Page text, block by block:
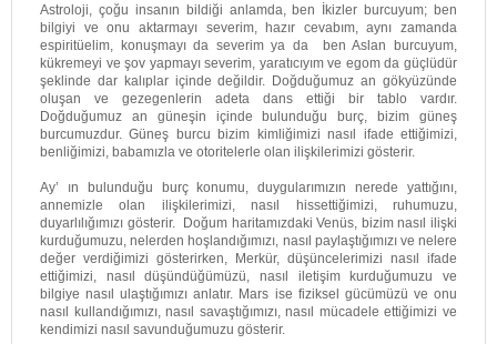
Astroloji, çoğu insanın bildiği anlamda, ben İkizler burcuyum; ben
bilgiyi ve onu aktarmayı severim, hazır cevabım, aynı zamanda
espiritüelim, konuşmayı da severim ya da ben Aslan burcuyum,
kükremeyi ve şov yapmayı severim, yaratıcıyım ve egom da güçlüdür
şeklinde dar kalıplar içinde değildir. Doğduğumuz an gökyüzünde
oluşan ve gezegenlerin adeta dans ettiği bir tablo vardır.
Doğduğumuz an güneşin içinde bulunduğu burç, bizim güneş
burcumuzdur. Güneş burcu bizim kimliğimizi nasıl ifade ettiğimizi,
benliğimizi, babamızla ve otoritelerle olan ilişkilerimizi gösterir.
Ay’ ın bulunduğu burç konumu, duygularımızın nerede yattığını,
annemizle olan ilişkilerimizi, nasıl hissettiğimizi, ruhumuzu,
duyarlılığımızı gösterir. Doğum haritamızdaki Venüs, bizim nasıl ilişki
kurduğumuzu, nelerden hoşlandığımızı, nasıl paylaştığımızı ve nelere
değer verdiğimizi gösterirken, Merkür, düşüncelerimizi nasıl ifade
ettiğimizi, nasıl düşündüğümüzü, nasıl iletişim kurduğumuzu ve
bilgiye nasıl ulaştığımızı anlatır. Mars ise fiziksel gücümüzü ve onu
nasıl kullandığımızı, nasıl savaştığımızı, nasıl mücadele ettiğimizi ve
kendimizi nasıl savunduğumuzu gösterir.